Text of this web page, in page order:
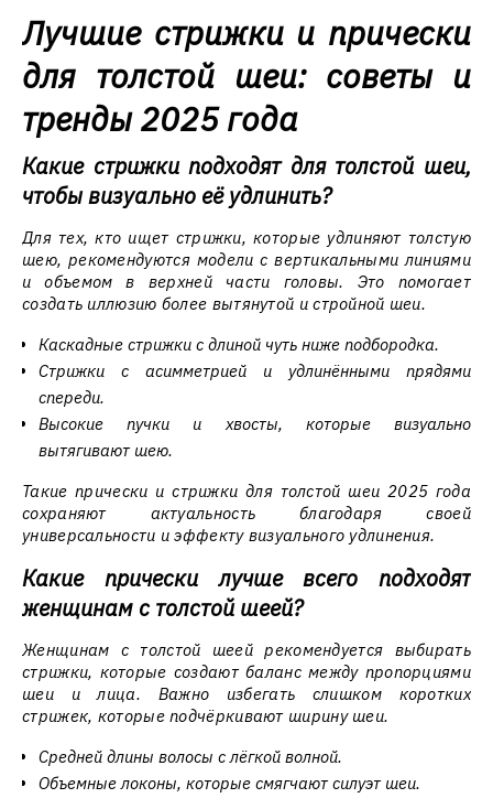
Лучшие стрижки и прически
для толстой шеи: советы и
тренды 2025 года
Какие стрижки подходят для толстой шеи,
чтобы визуально её удлинить?
Для тех, кто ищет стрижки, которые удлиняют толстую
шею, рекомендуются модели с вертикальными линиями
и объемом в верхней части головы. Это помогает
создать иллюзию более вытянутой и стройной шеи.
Каскадные стрижки с длиной чуть ниже подбородка.
Стрижки с асимметрией и удлинёнными прядями
спереди.
Высокие пучки и хвосты, которые визуально
вытягивают шею.
Такие прически и стрижки для толстой шеи 2025 года
сохраняют актуальность благодаря своей
универсальности и эффекту визуального удлинения.
Какие прически лучше всего подходят
женщинам с толстой шеей?
Женщинам с толстой шеей рекомендуется выбирать
стрижки, которые создают баланс между пропорциями
шеи и лица. Важно избегать слишком коротких
стрижек, которые подчёркивают ширину шеи.
Средней длины волосы с лёгкой волной.
Объемные локоны, которые смягчают силуэт шеи.